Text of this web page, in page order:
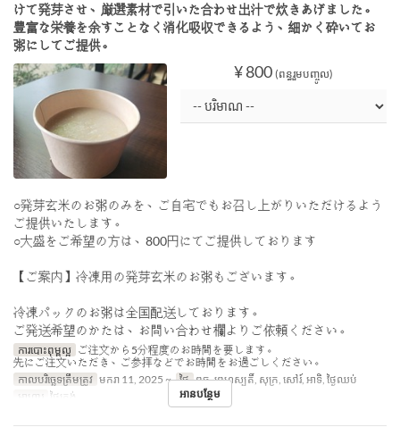
けて発芽させ、厳選素材で引いた合わせ出汁で炊きあげました。
豊富な栄養を余すことなく消化吸収できるよう、細かく砕いてお
粥にしてご提供。
¥ 800 (ពន្ធរួមបញ្ចូល)
○発芽玄米のお粥のみを、ご自宅でもお召し上がりいただけるよう
ご提供いたします。
○大盛をご希望の方は、800円にてご提供しております
【ご案内】冷凍用の発芽玄米のお粥もございます。
冷凍パックのお粥は全国配送しております。
ご発送希望のかたは、お問い合わせ欄よりご依頼ください。
ការបោះពុម្ពល្អ ご注文から5分程度のお時間を要します。
先にご注文いただき、ご参拝などでお時間をお過ごしください。
កាលបរិច្ឆេទត្រឹមត្រូវ មករា 11, 2025 ~ ថ្ងៃ ពុធ, ព្រហស្បតិ៍, សុក្រ, សៅរ៍, អាទិ, ថ្ងៃឈប់
អាហារ ថ្ងៃត្រង់ អានបន្ថែម